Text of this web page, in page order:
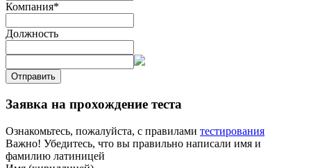
Компания*
Должность
Отправить
Заявка на прохождение теста
Ознакомьтесь, пожалуйста, с правилами тестирования
Важно! Убедитесь, что вы правильно написали имя и
фамилию латиницей